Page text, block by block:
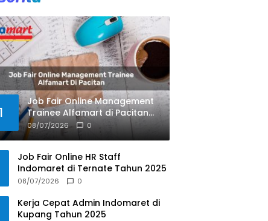
1
Job Fair Online Management
Trainee Alfamart di Pacitan
Tahun 2025
08/07/2026 0
Job Fair Online HR Staff
Indomaret di Ternate Tahun 2025
08/07/2026 0
Kerja Cepat Admin Indomaret di
Kupang Tahun 2025